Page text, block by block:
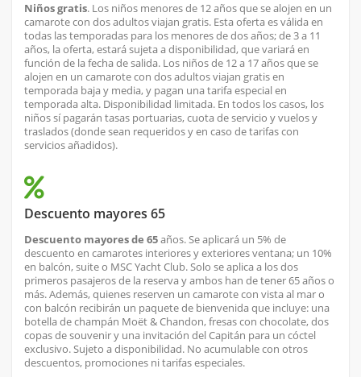
Niños gratis. Los niños menores de 12 años que se alojen en un
camarote con dos adultos viajan gratis. Esta oferta es válida en
todas las temporadas para los menores de dos años; de 3 a 11
años, la oferta, estará sujeta a disponibilidad, que variará en
función de la fecha de salida. Los niños de 12 a 17 años que se
alojen en un camarote con dos adultos viajan gratis en
temporada baja y media, y pagan una tarifa especial en
temporada alta. Disponibilidad limitada. En todos los casos, los
niños sí pagarán tasas portuarias, cuota de servicio y vuelos y
traslados (donde sean requeridos y en caso de tarifas con
servicios añadidos).
Descuento mayores 65
Descuento mayores de 65años. Se aplicará un 5% de
descuento en camarotes interiores y exteriores ventana; un 10%
en balcón, suite o MSC Yacht Club. Solo se aplica a los dos
primeros pasajeros de la reserva y ambos han de tener 65 años o
más. Además, quienes reserven un camarote con vista al mar o
con balcón recibirán un paquete de bienvenida que incluye: una
botella de champán Moët & Chandon, fresas con chocolate, dos
copas de souvenir y una invitación del Capitán para un cóctel
exclusivo. Sujeto a disponibilidad. No acumulable con otros
descuentos, promociones ni tarifas especiales.